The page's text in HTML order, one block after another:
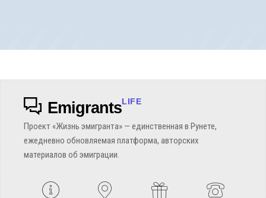
EmigrantsLIFE
Проект «Жизнь эмигранта» — единственная в Рунете,
ежедневно обновляемая платформа, авторских
материалов об эмиграции.